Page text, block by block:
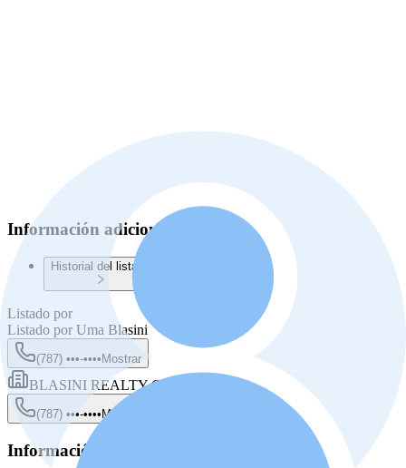
Información adicional
Historial del listado
Listado por
Listado por Uma Blasini
(787) •••-•••• Mostrar
BLASINI REALTY GROUP
(787) •••-•••• Mostrar
Información de la fuente